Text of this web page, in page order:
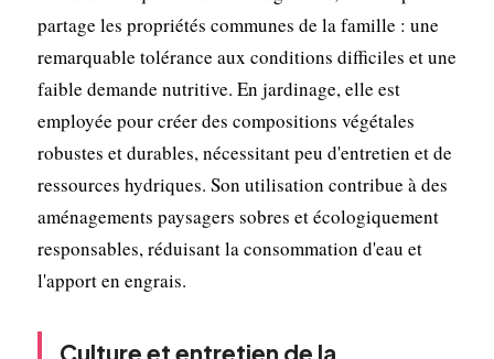
partage les propriétés communes de la famille : une
remarquable tolérance aux conditions difficiles et une
faible demande nutritive. En jardinage, elle est
employée pour créer des compositions végétales
robustes et durables, nécessitant peu d'entretien et de
ressources hydriques. Son utilisation contribue à des
aménagements paysagers sobres et écologiquement
responsables, réduisant la consommation d'eau et
l'apport en engrais.
Culture et entretien de la